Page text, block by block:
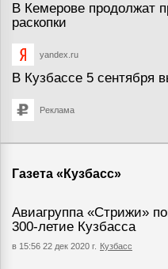
В Кемерове продолжат
раскопки
yandex.ru
В Кузбассе 5 сентября
Реклама
Газета «Кузбасс»
Авиагруппа «Стрижи»
300-летие Кузбасса
в 15:56 22 дек 2020 г. Кузбасс